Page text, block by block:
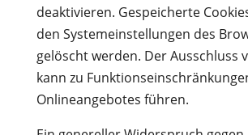
deaktivieren. Gespeicherte
den Systemeinstellungen des
gelöscht werden. Der Ausschluss
kann zu
Onlineangebotes führen.